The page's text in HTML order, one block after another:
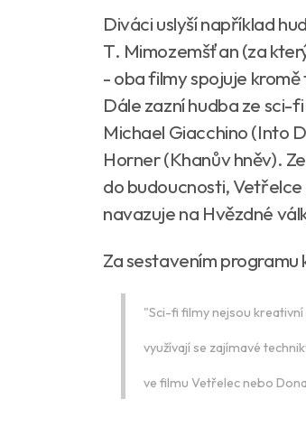
Diváci uslyší například
T. Mimozemšťan (za
- oba filmy spojuje
Dále zazní hudba ze sci-
Michael Giacchino (Into
Horner (Khanův hněv).
do budoucnosti,
navazuje na Hvězdné
Za sestavením
"Sci-fi filmy nejsou
využívají se zajímavé
ve filmu Vetřelec nebo